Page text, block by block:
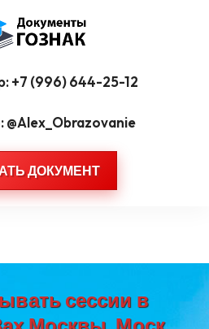
+7 (996) 644-25-12
@Alex_Obrazovanie
ДОКУМЕНТ
сессии в